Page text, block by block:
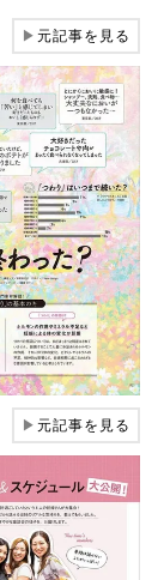
▶元記事を見る
▶元記事を見る